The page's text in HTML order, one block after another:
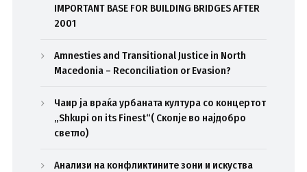
IMPORTANT BASE FOR BUILDING BRIDGES AFTER
2001
Amnesties and Transitional Justice in North
Macedonia – Reconciliation or Evasion?
Чаир ја враќа урбаната култура со концертот
„Shkupi on its Finest“( Скопје во најдобро
светло)
Анализи на конфликтините зони и искуства